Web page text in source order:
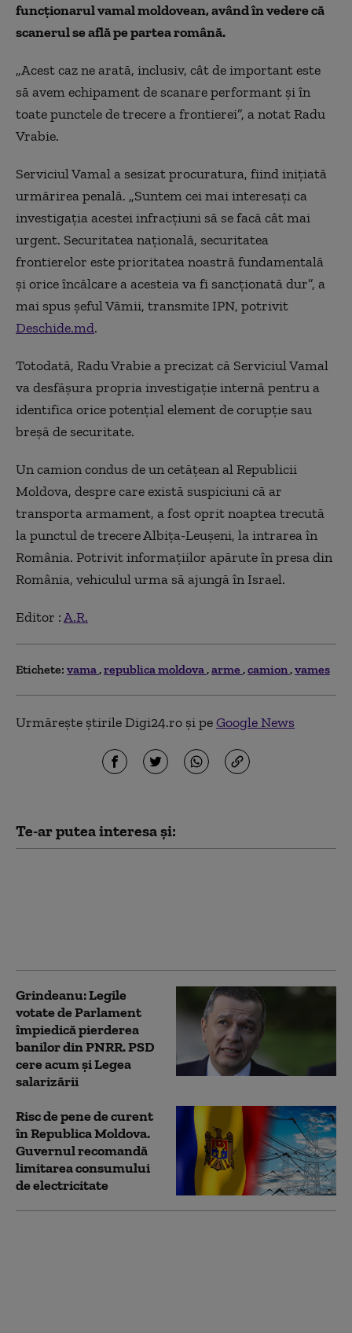
funcționarul vamal moldovean, având în vedere că
scanerul se află pe partea română.
„Acest caz ne arată, inclusiv, cât de important este
să avem echipament de scanare performant și în
toate punctele de trecere a frontierei”, a notat Radu
Vrabie.
Serviciul Vamal a sesizat procuratura, fiind inițiată
urmărirea penală. „Suntem cei mai interesați ca
investigația acestei infracțiuni să se facă cât mai
urgent. Securitatea națională, securitatea
frontierelor este prioritatea noastră fundamentală
și orice încălcare a acesteia va fi sancționată dur”, a
mai spus șeful Vămii, transmite IPN, potrivit
Deschide.md.
Totodată, Radu Vrabie a precizat că Serviciul Vamal
va desfășura propria investigație internă pentru a
identifica orice potențial element de corupție sau
breșă de securitate.
Un camion condus de un cetățean al Republicii
Moldova, despre care există suspiciuni că ar
transporta armament, a fost oprit noaptea trecută
la punctul de trecere Albița-Leușeni, la intrarea în
România. Potrivit informațiilor apărute în presa din
România, vehiculul urma să ajungă în Israel.
Editor :A.R.
Etichete: vama republica moldova arme camion vames
Urmărește știrile Digi24.ro și peGoogle News
Te-ar putea interesa și:
Grindeanu: Legile
votate de Parlament
împiedică pierderea
banilor din PNRR. PSD
cere acum și Legea
salarizării
Risc de pene de curent
în Republica Moldova.
Guvernul recomandă
limitarea consumului
de electricitate